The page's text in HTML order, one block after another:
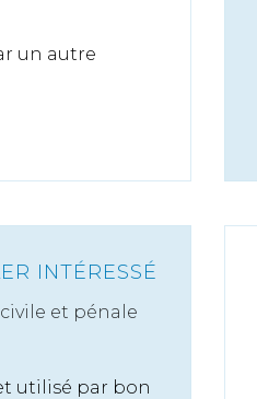
un autre
INTÉRESSÉ
et pénale
utilisé par bon